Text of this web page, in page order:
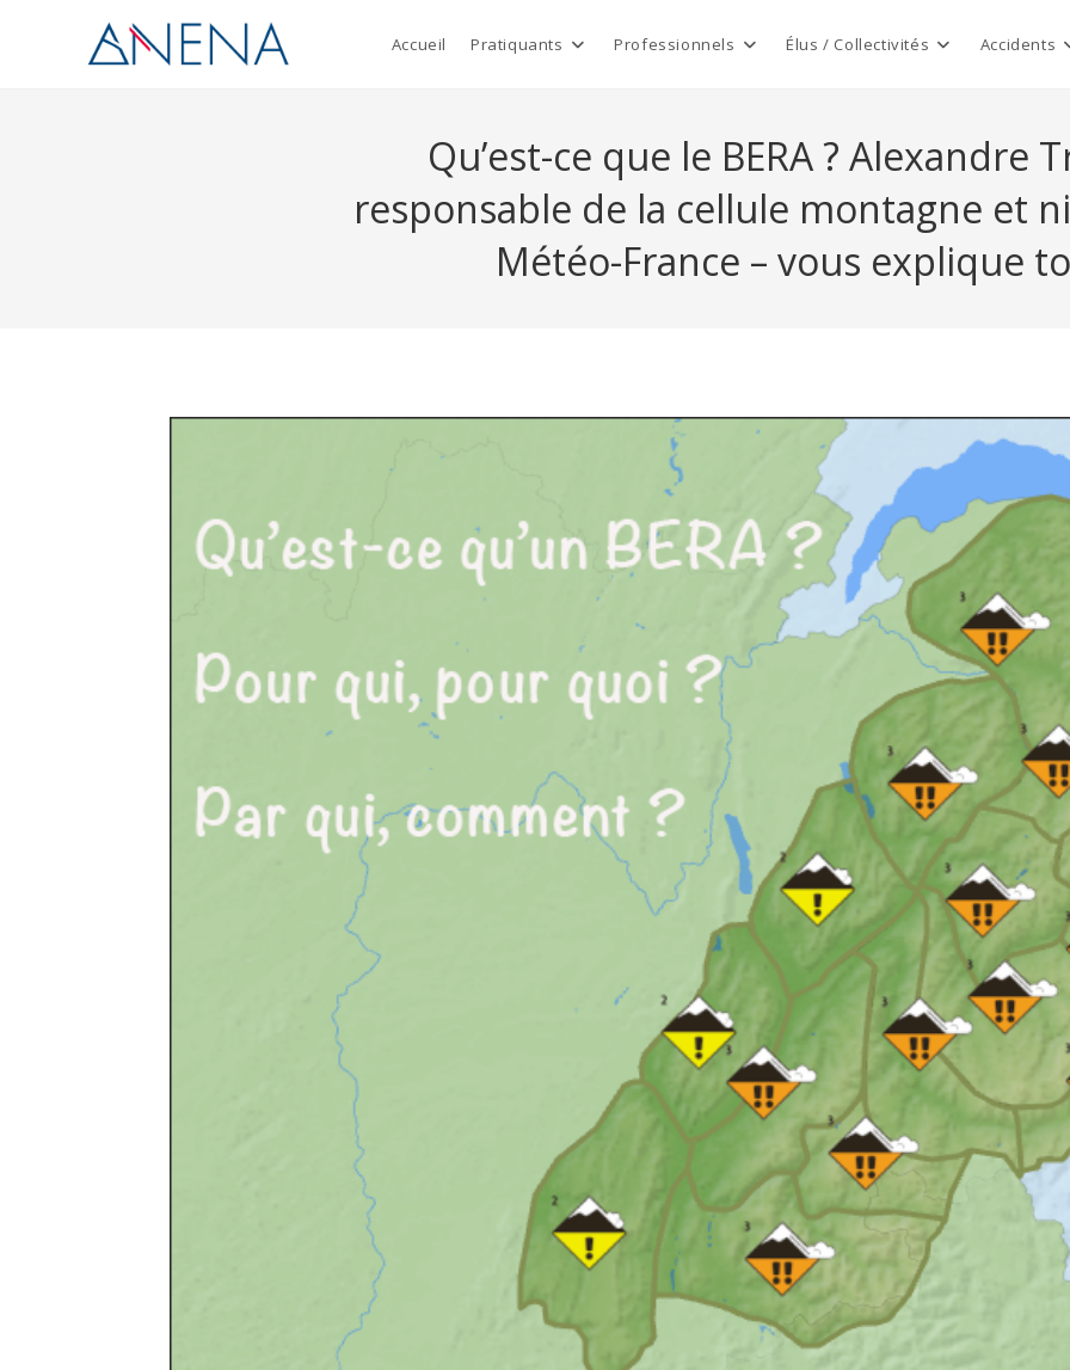
Accueil Pratiquants Professionnels Élus / Collectivités Accidents
Qu’est-ce que le BERA ? Alexandre
responsable de la cellule montagne et
Météo-France – vous explique